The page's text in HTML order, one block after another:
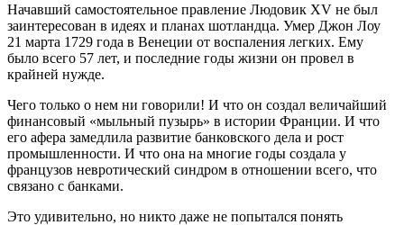
Начавший самостоятельное правление Людовик XV не был
заинтересован в идеях и планах шотландца. Умер Джон Лоу
21 марта 1729 года в Венеции от воспаления легких. Ему
было всего 57 лет, и последние годы жизни он провел в
крайней нужде.
Чего только о нем ни говорили! И что он создал величайший
финансовый «мыльный пузырь» в истории Франции. И что
его афера замедлила развитие банковского дела и рост
промышленности. И что она на многие годы создала у
французов невротический синдром в отношении всего, что
связано с банками.
Это удивительно, но никто даже не попытался понять